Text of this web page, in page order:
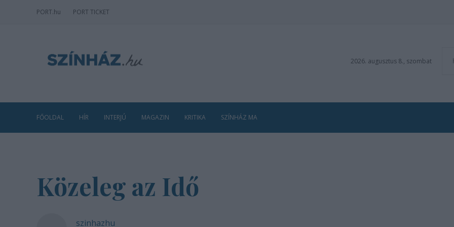
PORT.hu PORT TICKET
2026. augusztus 8., szombat
FŐOLDAL HÍR INTERJÚ MAGAZIN KRITIKA SZÍNHÁZ MA
Közeleg az Idő
szinhazhu